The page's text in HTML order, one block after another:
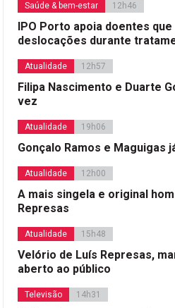
Saúde & bem-estar 12h46
IPO Porto apoia doentes
deslocações durante
Atualidade 12h57
Filipa Nascimento e Duarte
vez
Atualidade 19h06
Gonçalo Ramos e Maguigas
Atualidade 12h00
A mais singela e original
Represas
Atualidade 15h48
Velório de Luís Represas,
aberto ao público
Televisão 14h31